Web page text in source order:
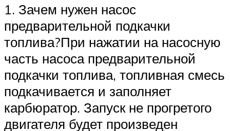
1. Зачем нужен насос
предварительной подкачки
топлива?При нажатии на насосную
часть насоса предварительной
подкачки топлива, топливная смесь
подкачивается и заполняет
карбюратор. Запуск не прогретого
двигателя будет произведен